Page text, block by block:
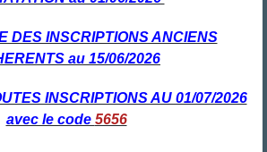
DES INSCRIPTIONS ANCIENS
au 15/06/2026
INSCRIPTIONS AU 01/07/2026
avec le code 5656